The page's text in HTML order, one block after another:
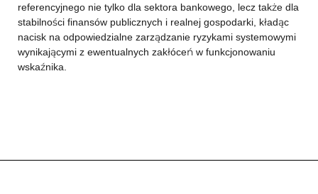
referencyjnego nie tylko dla sektora bankowego, lecz także dla
stabilności finansów publicznych i realnej gospodarki, kładąc
nacisk na odpowiedzialne zarządzanie ryzykami systemowymi
wynikającymi z ewentualnych zakłóceń w funkcjonowaniu
wskaźnika.